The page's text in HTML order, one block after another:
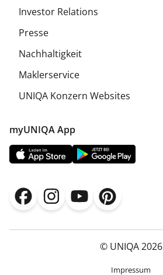
Investor Relations
Presse
Nachhaltigkeit
Maklerservice
UNIQA Konzern Websites
myUNIQA App
© UNIQA 2026
Impressum